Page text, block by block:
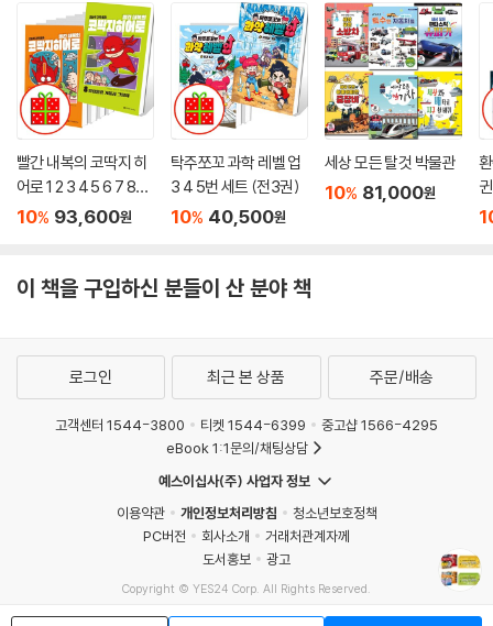
빨간 내복의 코딱지 히
어로 1 2 3 4 5 6 7 8번
세트 (전8권)
10% 93,600원
탁주쪼꼬 과학 레벨 업
3 4 5번 세트 (전3권)
10% 40,500원
세상 모든 탈것 박물관
10% 81,000원
+
이 책을 구입하신 분들이 산 분야 책
로그인 최근 본 상품 주문/배송
고객센터 1544-3800 티켓 1544-6399
중고샵 1566-4295
eBook 1:1문의/채팅상담
예스이십사(주) 사업자 정보
이용약관
개인정보처리방침
청소년보호정책
PC버전
회사소개
거래처관계자께
도서홍보
광고
Copyright © YES24 Corp. All Rights Reserved.